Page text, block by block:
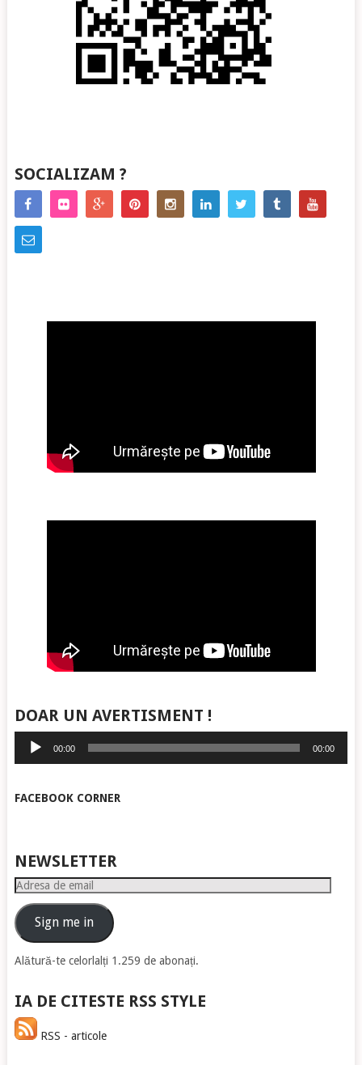
SOCIALIZAM ?
DOAR UN AVERTISMENT !
Player
audio
00:00 00:00
FACEBOOK CORNER
NEWSLETTER
Adresa
emailSign me in
Alătură-te celorlalți 1.259 de abonați.
IA DE CITESTE RSS STYLE
RSS - articole